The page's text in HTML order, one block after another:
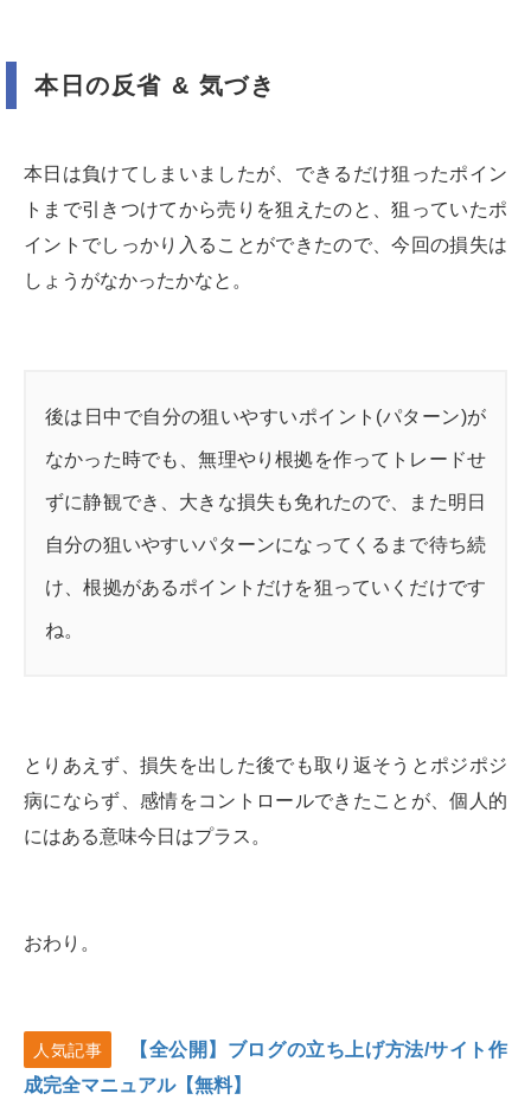
本日の反省 & 気づき
本日は負けてしまいましたが、できるだけ狙ったポイン
トまで引きつけてから売りを狙えたのと、狙っていたポ
イントでしっかり入ることができたので、今回の損失は
しょうがなかったかなと。
後は日中で自分の狙いやすいポイント(パターン)が
なかった時でも、無理やり根拠を作ってトレードせ
ずに静観でき、大きな損失も免れたので、また明日
自分の狙いやすいパターンになってくるまで待ち続
け、根拠があるポイントだけを狙っていくだけです
ね。
とりあえず、損失を出した後でも取り返そうとポジポジ
病にならず、感情をコントロールできたことが、個人的
にはある意味今日はプラス。
おわり。
人気記事
【全公開】ブログの立ち上げ方法/サイト作
成完全マニュアル【無料】